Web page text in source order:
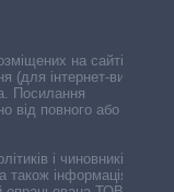
на сайті,
(для інтернет-видань
Посилання
від повного або
і чиновників,
інформація про